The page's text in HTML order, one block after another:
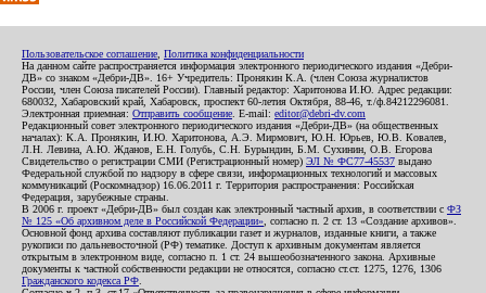
Пользовательское соглашение Политика конфиденциальности
На данном сайте распространяется информация электронного периодического издания «Дебри-
ДВ» со знаком «Дебри-ДВ». 16+ Учредитель: Пронякин К.А. (член Союза журналистов
России, член Союза писателей России). Главный редактор: Харитонова И.Ю. Адрес редакции:
680032, Хабаровский край, Хабаровск, проспект 60-летия Октября, 88-46, т./ф.84212296081.
Электронная приемная: Отправить сообщение . E-mail: editor@debri-dv.com
Редакционный совет электронного периодического издания «Дебри-ДВ» (на общественных
началах): К.А. Пронякин, И.Ю. Харитонова, А.Э. Мирмович, Ю.Н. Юрьев, Ю.В. Ковалев,
Л.Н. Левина, А.Ю. Жданов, Е.Н. Голубь, С.Н. Бурындин, Б.М. Сухинин, О.В. Егорова
Свидетельство о регистрации СМИ (Регистрационный номер) ЭЛ № ФС77-45537 выдано
Федеральной службой по надзору в сфере связи, информационных технологий и массовых
коммуникаций (Роскомнадзор) 16.06.2011 г. Территория распространения: Российская
Федерация, зарубежные страны.
В 2006 г. проект «Дебри-ДВ» был создан как электронный частный архив, в соответствии с ФЗ
№ 125 «Об архивном деле в Российской Федерации» , согласно п. 2 ст. 13 «Создание архивов».
Основной фонд архива составляют публикации газет и журналов, изданные книги, а также
рукописи по дальневосточной (РФ) тематике. Доступ к архивным документам является
открытым в электронном виде, согласно п. 1 ст. 24 вышеобозначенного закона. Архивные
документы к частной собственности редакции не относятся, согласно ст.ст. 1275, 1276, 1306
Гражданского кодекса РФ